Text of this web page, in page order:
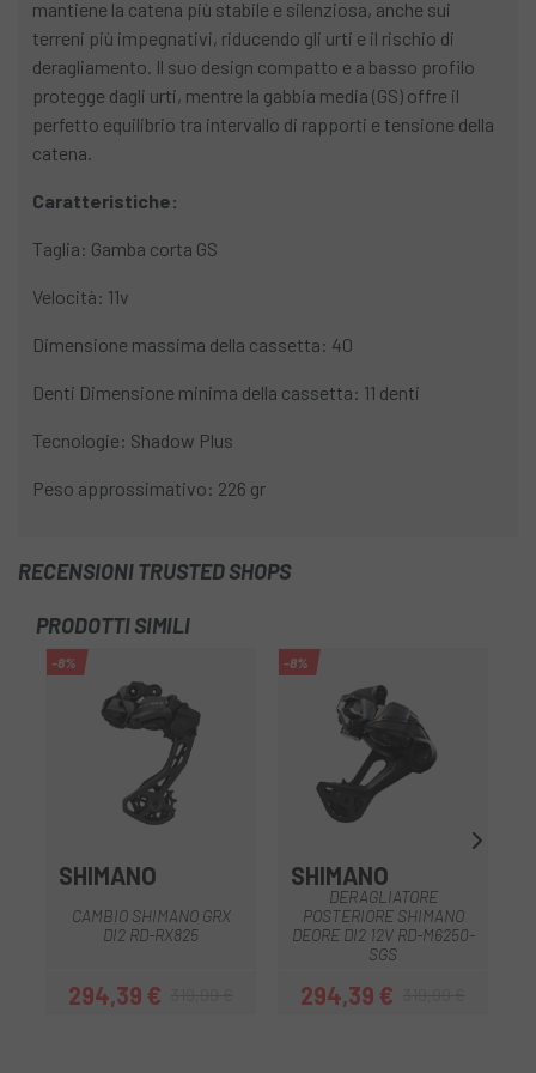
mantiene la catena più stabile e silenziosa, anche sui
terreni più impegnativi, riducendo gli urti e il rischio di
deragliamento. Il suo design compatto e a basso profilo
protegge dagli urti, mentre la gabbia media (GS) offre il
perfetto equilibrio tra intervallo di rapporti e tensione della
catena.
Caratteristiche:
Taglia: Gamba corta GS
Velocità: 11v
Dimensione massima della cassetta: 40
Denti Dimensione minima della cassetta: 11 denti
Tecnologie: Shadow Plus
Peso approssimativo: 226 gr
RECENSIONI TRUSTED SHOPS
PRODOTTI SIMILI
-8%
SHIMANO
CAMBIO SHIMANO GRX
DI2 RD-RX825
Prezzo
294,39 €Prezzo base
-8%
SHIMANO
DERAGLIATORE
POSTERIORE SHIMANO
DEORE DI2 12V RD-M6250-
SGS
Prezzo
294,39 €Prezzo base